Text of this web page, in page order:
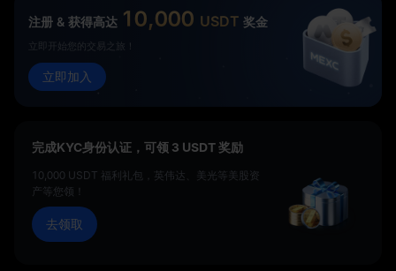
注册 & 获得高达 10,000 USDT 奖金
立即开始您的交易之旅！
立即加入
完成KYC身份认证，可领 3 USDT 奖励
10,000 USDT 福利礼包，英伟达、美光等美股资
产等您领！
去领取